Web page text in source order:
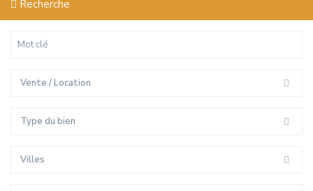
Recherche
Vente / Location
Type du bien
Villes